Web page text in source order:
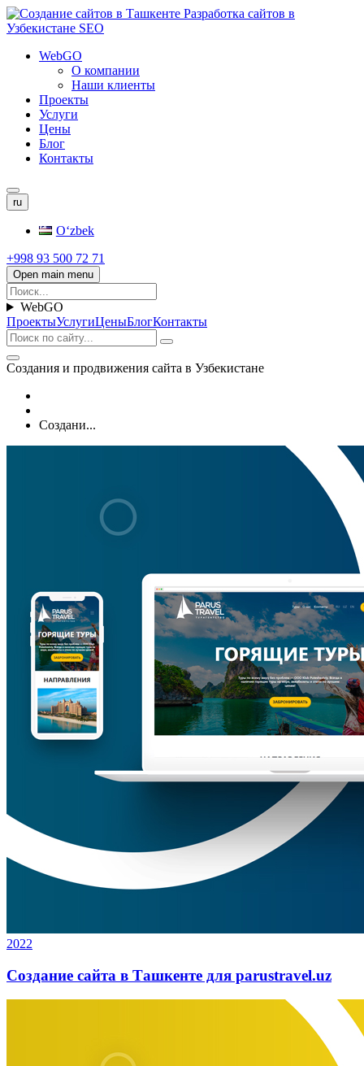
WebGO
О компании
Наши клиенты
Проекты
Услуги
Цены
Блог
Контакты
ru
Oʻzbek
+998 93 500 72 71
Open main menu
WebGO
ПроектыУслугиЦеныБлогКонтакты
Создания и продвижения сайта в Узбекистане
Создани...
2022
Создание сайта в Ташкенте для parustravel.uz